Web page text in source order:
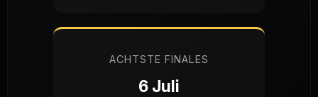
ACHTSTE FINALES
6 Juli